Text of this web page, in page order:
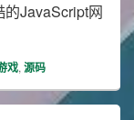
JavaScript网
小游戏代码
戏, 源码